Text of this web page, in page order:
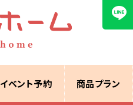
イベント予約 商品プラン